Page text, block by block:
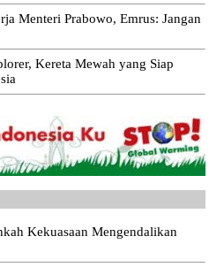
Menteri Prabowo, Emrus: Jangan
Kereta Mewah yang Siap
Kekuasaan Mengendalikan